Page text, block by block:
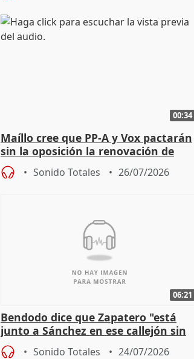
00:34
Maíllo cree que PP-A y Vox pactarán
sin la oposición la renovación de
órganos como el Defensor
Sonido Totales 26/07/2026
06:21
Bendodo dice que Zapatero "está
junto a Sánchez en ese callejón sin
salida
Sonido Totales 24/07/2026